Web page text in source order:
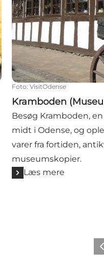
Foto: VisitOdense
Kramboden
Besøg Kramboden,
midt i Odense, og
varer fra fortiden,
museumskopier.
Læs mere